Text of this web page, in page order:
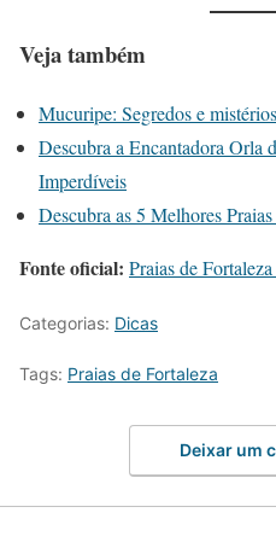
Veja também
Mucuripe: Segredos e
Descubra a Encantadora Orla
Imperdíveis
Descubra as 5 Melhores
Fonte oficial: Praias de
Categorias: Dicas
Tags: Praias de Fortaleza
Deixar um